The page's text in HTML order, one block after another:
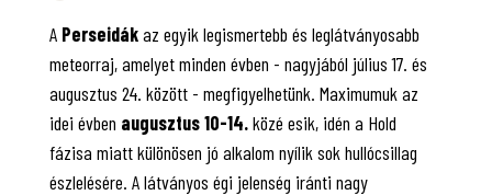
A Perseidákaz egyik legismertebb és leglátványosabb
meteorraj, amelyet minden évben - nagyjából július 17. és
augusztus 24. között - megfigyelhetünk. Maximumuk az
idei évben augusztus 10-14.közé esik, idén a Hold
fázisa miatt különösen jó alkalom nyílik sok hullócsillag
észlelésére. A látványos égi jelenség iránti nagy